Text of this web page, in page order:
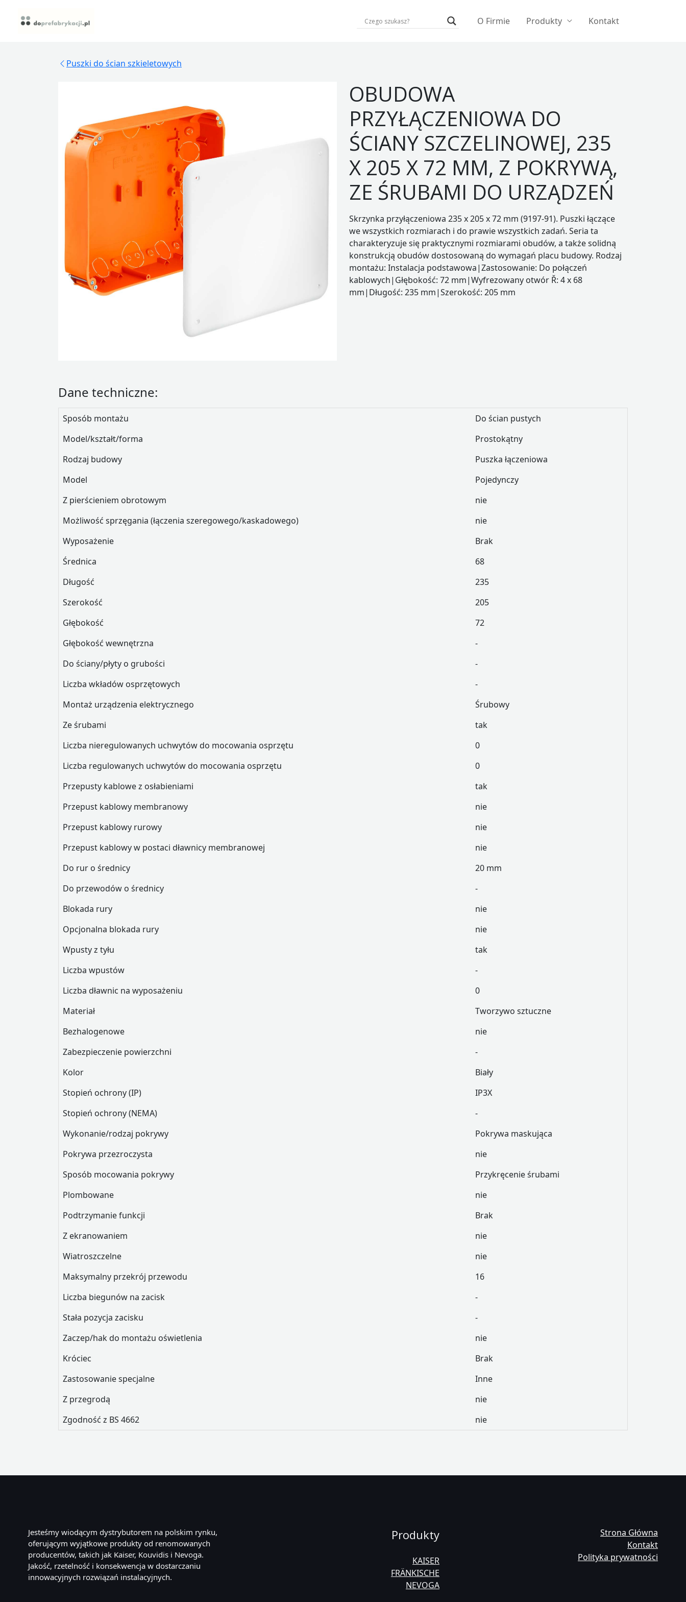
O Firmie Produkty Kontakt
Puszki do ścian szkieletowych
OBUDOWA
PRZYŁĄCZENIOWA DO
ŚCIANY SZCZELINOWEJ, 235
X 205 X 72 MM, Z POKRYWĄ,
ZE ŚRUBAMI DO URZĄDZEŃ
Skrzynka przyłączeniowa 235 x 205 x 72 mm (9197-91). Puszki łączące
we wszystkich rozmiarach i do prawie wszystkich zadań. Seria ta
charakteryzuje się praktycznymi rozmiarami obudów, a także solidną
konstrukcją obudów dostosowaną do wymagań placu budowy. Rodzaj
montażu: Instalacja podstawowa|Zastosowanie: Do połączeń
kablowych|Głębokość: 72 mm|Wyfrezowany otwór Ř: 4 x 68
mm|Długość: 235 mm|Szerokość: 205 mm
Dane techniczne:
Sposób montażu
Do ścian pustych
Model/kształt/forma
Prostokątny
Rodzaj budowy
Puszka łączeniowa
Model
Pojedynczy
Z pierścieniem obrotowym
nie
Możliwość sprzęgania (łączenia szeregowego/kaskadowego)
nie
Wyposażenie
Brak
Średnica
68
Długość
235
Szerokość
205
Głębokość
72
Głębokość wewnętrzna
-
Do ściany/płyty o grubości
-
Liczba wkładów osprzętowych
-
Montaż urządzenia elektrycznego
Śrubowy
Ze śrubami
tak
Liczba nieregulowanych uchwytów do mocowania osprzętu
0
Liczba regulowanych uchwytów do mocowania osprzętu
0
Przepusty kablowe z osłabieniami
tak
Przepust kablowy membranowy
nie
Przepust kablowy rurowy
nie
Przepust kablowy w postaci dławnicy membranowej
nie
Do rur o średnicy
20 mm
Do przewodów o średnicy
-
Blokada rury
nie
Opcjonalna blokada rury
nie
Wpusty z tyłu
tak
Liczba wpustów
-
Liczba dławnic na wyposażeniu
0
Materiał
Tworzywo sztuczne
Bezhalogenowe
nie
Zabezpieczenie powierzchni
-
Kolor
Biały
Stopień ochrony (IP)
IP3X
Stopień ochrony (NEMA)
-
Wykonanie/rodzaj pokrywy
Pokrywa maskująca
Pokrywa przezroczysta
nie
Sposób mocowania pokrywy
Przykręcenie śrubami
Plombowane
nie
Podtrzymanie funkcji
Brak
Z ekranowaniem
nie
Wiatroszczelne
nie
Maksymalny przekrój przewodu
16
Liczba biegunów na zacisk
-
Stała pozycja zacisku
-
Zaczep/hak do montażu oświetlenia
nie
Króciec
Brak
Zastosowanie specjalne
Inne
Z przegrodą
nie
Zgodność z BS 4662
nie
Jesteśmy wiodącym dystrybutorem na polskim rynku,
oferującym wyjątkowe produkty od renomowanych
producentów, takich jak Kaiser, Kouvidis i Nevoga.
Jakość, rzetelność i konsekwencja w dostarczaniu
innowacyjnych rozwiązań instalacyjnych.
Produkty
KAISER
FRÄNKISCHE
NEVOGA
Strona Główna
Kontakt
Polityka prywatności